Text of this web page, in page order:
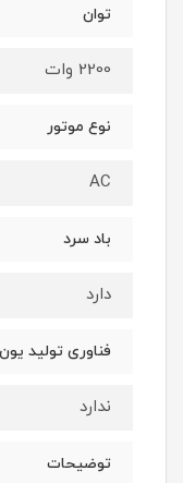
توان
2200 وات
نوع موتور
AC
باد سرد
دارد
فناوری تولید یون
ندارد
توضیحات